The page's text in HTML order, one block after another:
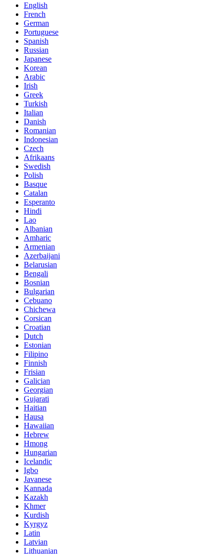
English
French
German
Portuguese
Spanish
Russian
Japanese
Korean
Arabic
Irish
Greek
Turkish
Italian
Danish
Romanian
Indonesian
Czech
Afrikaans
Swedish
Polish
Basque
Catalan
Esperanto
Hindi
Lao
Albanian
Amharic
Armenian
Azerbaijani
Belarusian
Bengali
Bosnian
Bulgarian
Cebuano
Chichewa
Corsican
Croatian
Dutch
Estonian
Filipino
Finnish
Frisian
Galician
Georgian
Gujarati
Haitian
Hausa
Hawaiian
Hebrew
Hmong
Hungarian
Icelandic
Igbo
Javanese
Kannada
Kazakh
Khmer
Kurdish
Kyrgyz
Latin
Latvian
Lithuanian